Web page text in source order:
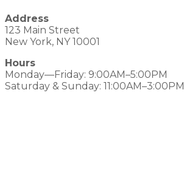
Address
123 Main Street
New York, NY 10001
Hours
Monday—Friday: 9:00AM–5:00PM
Saturday & Sunday: 11:00AM–3:00PM